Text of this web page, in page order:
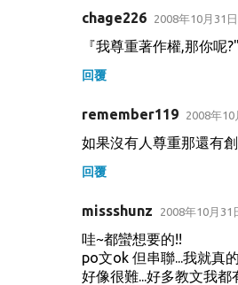
chage226 2008年10月31
『我尊重著作權,那你呢?"
回覆
remember119 2008年10
如果沒有人尊重那還有
回覆
missshunz 2008年10月31
哇~都蠻想要的!!
po文ok 但串聯...我就真
好像很難...好多教文我都